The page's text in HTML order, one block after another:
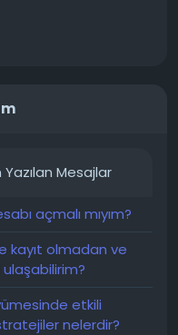
Yazılan Mesajlar
açmalı mıyım?
kayıt olmadan ve
etkili
nelerdir?